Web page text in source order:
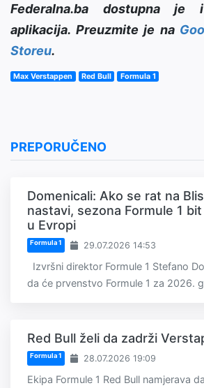
Federalna.ba dostupna je
aplikacija. Preuzmite je na
Storeu.
Max Verstappen Red Bull Formula 1
PREPORUČENO
Domenicali: Ako se rat na
nastavi, sezona Formule 1
u Evropi
Formula 1 29.07.2026 14:53
Izvršni direktor Formule 1 Stefano
da će prvenstvo Formule 1 za 2026.
Red Bull želi da zadrži
Formula 1 28.07.2026 19:09
Ekipa Formule 1 Red Bull namjerava